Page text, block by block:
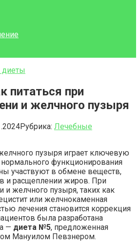
питаться при
и желчного пузыря
Рубрика: Лечебные
пузыря играет ключевую
функционирования
участвуют в обмене веществ,
и расщеплении жиров. При
и желчного пузыря, таких как
или желчнокаменная
лечения становится коррекция
была разработана
— диета №5, предложенная
Мануилом Певзнером.